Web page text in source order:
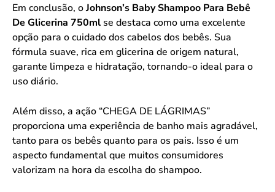
Em conclusão, oJohnson’s Baby Shampoo Para Bebê
De Glicerina 750ml se destaca como uma excelente
opção para o cuidado dos cabelos dos bebês. Sua
fórmula suave, rica em glicerina de origem natural,
garante limpeza e hidratação, tornando-o ideal para o
uso diário.
Além disso, a ação “CHEGA DE LÁGRIMAS”
proporciona uma experiência de banho mais agradável,
tanto para os bebês quanto para os pais. Isso é um
aspecto fundamental que muitos consumidores
valorizam na hora da escolha do shampoo.